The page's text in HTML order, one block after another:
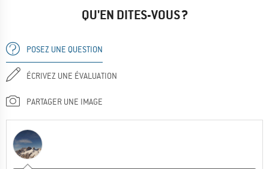
QU'EN DITES-VOUS ?
POSEZ UNE QUESTION
ÉCRIVEZ UNE ÉVALUATION
PARTAGER UNE IMAGE